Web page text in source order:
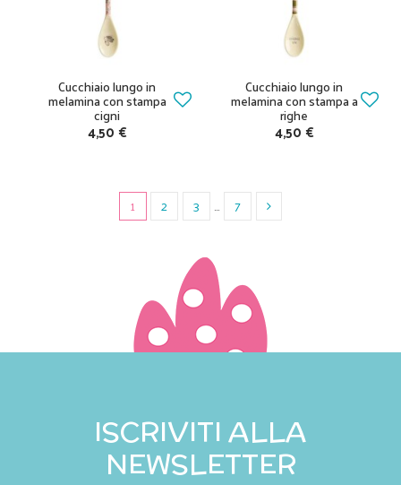
Cucchiaio lungo in
melamina con stampa
cigni
4,50 €
Cucchiaio lungo in
melamina con stampa a
righe
4,50 €
1 2 3 … 7
ISCRIVITI ALLA
NEWSLETTER